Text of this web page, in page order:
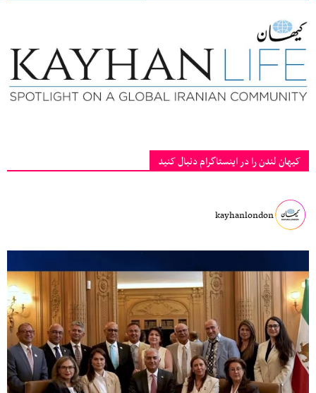
کیهان لندن را در اینستاگرام دنبال کنید
kayhanlondon